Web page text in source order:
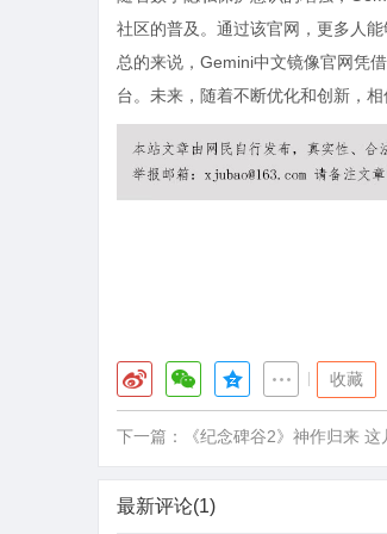
社区的普及。通过该官网，更多人
总的来说，Gemini中文镜像官网凭
台。未来，随着不断优化和创新，
收藏
下一篇： 《纪念碑谷2》神作归来
最新评论(1)